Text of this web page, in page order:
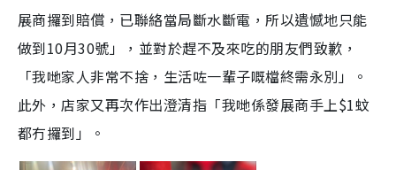
展商攞到賠償，已聯絡當局斷水斷電，所以遺憾地只能
做到10月30號」，並對於趕不及來吃的朋友們致歉，
「我哋家人非常不捨，生活咗一輩子嘅檔終需永別」。
此外，店家又再次作出澄清指「我哋係發展商手上$1蚊
都冇攞到」。